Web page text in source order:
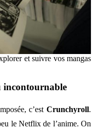
et suivre vos mangas
incontournable
c’est Crunchyroll.
le Netflix de l’anime. On